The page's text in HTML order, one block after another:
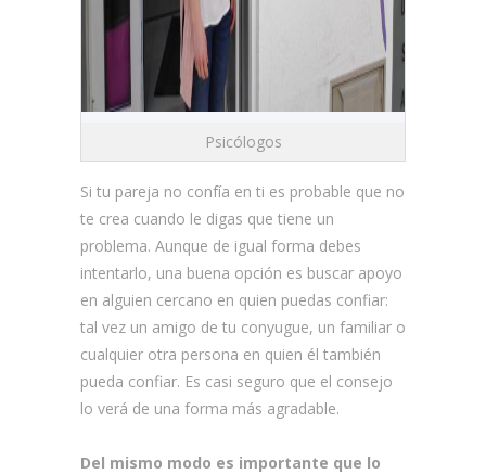
Psicólogos
Si tu pareja no confía en ti es probable que no
te crea cuando le digas que tiene un
problema. Aunque de igual forma debes
intentarlo, una buena opción es buscar apoyo
en alguien cercano en quien puedas confiar:
tal vez un amigo de tu conyugue, un familiar o
cualquier otra persona en quien él también
pueda confiar. Es casi seguro que el consejo
lo verá de una forma más agradable.
Del mismo modo es importante que lo